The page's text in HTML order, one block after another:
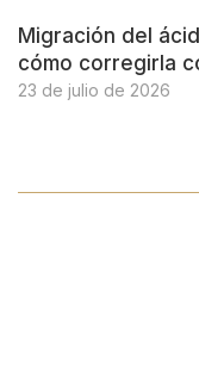
Migración del
cómo corregirla
23 de julio de 2026